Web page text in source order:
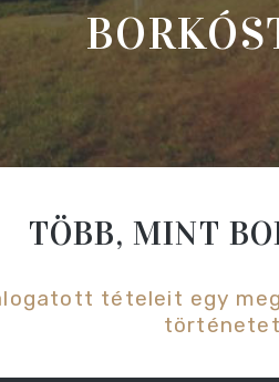
TÖBB, MINT
tételeit egy